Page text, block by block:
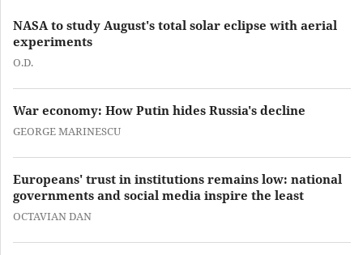
NASA to study August's total solar eclipse with aerial
experiments
O.D.
War economy: How Putin hides Russia's decline
GEORGE MARINESCU
Europeans' trust in institutions remains low: national
governments and social media inspire the least
OCTAVIAN DAN